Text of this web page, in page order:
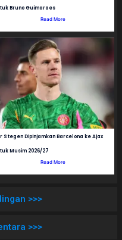
Bruno Guimaraes
Read More
Stegen Dipinjamkan Barcelona ke Ajax
Musim 2026/27
Read More
>>>
>>>